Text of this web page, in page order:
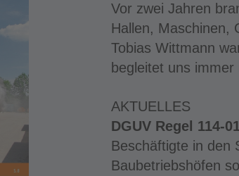
Vor zwei Jahren
Hallen, Maschinen,
Tobias Wittmann
begleitet uns immer
AKTUELLES
DGUV Regel 114-
Beschäftigte in den
Baubetriebshöfen